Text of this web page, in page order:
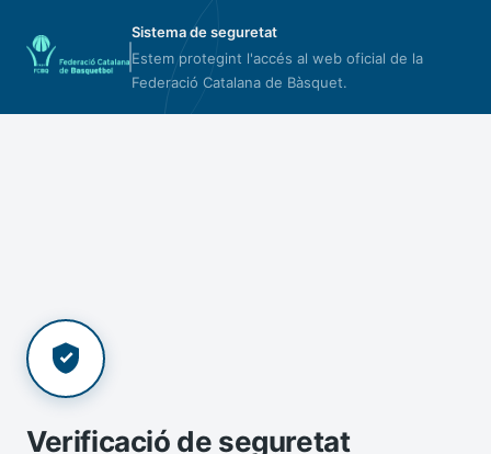
Sistema de seguretat
Estem protegint l'accés al web oficial de la
Federació Catalana de Bàsquet.
Verificació de seguretat